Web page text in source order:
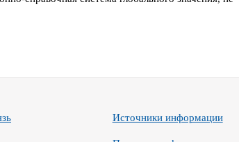
Источники информации